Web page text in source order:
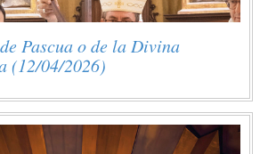
Pascua o de la Divina
(12/04/2026)